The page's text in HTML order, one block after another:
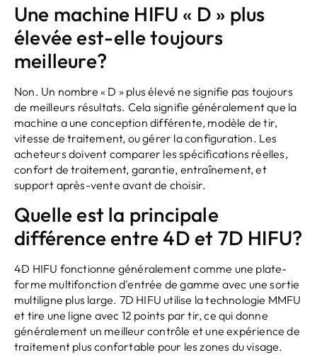
Une machine HIFU « D » plus
élevée est-elle toujours
meilleure?
Non. Un nombre « D » plus élevé ne signifie pas toujours
de meilleurs résultats. Cela signifie généralement que la
machine a une conception différente, modèle de tir,
vitesse de traitement, ou gérer la configuration. Les
acheteurs doivent comparer les spécifications réelles,
confort de traitement, garantie, entraînement, et
support après-vente avant de choisir.
Quelle est la principale
différence entre 4D et 7D HIFU?
4D HIFU fonctionne généralement comme une plate-
forme multifonction d'entrée de gamme avec une sortie
multiligne plus large. 7D HIFU utilise la technologie MMFU
et tire une ligne avec 12 points par tir, ce qui donne
généralement un meilleur contrôle et une expérience de
traitement plus confortable pour les zones du visage.